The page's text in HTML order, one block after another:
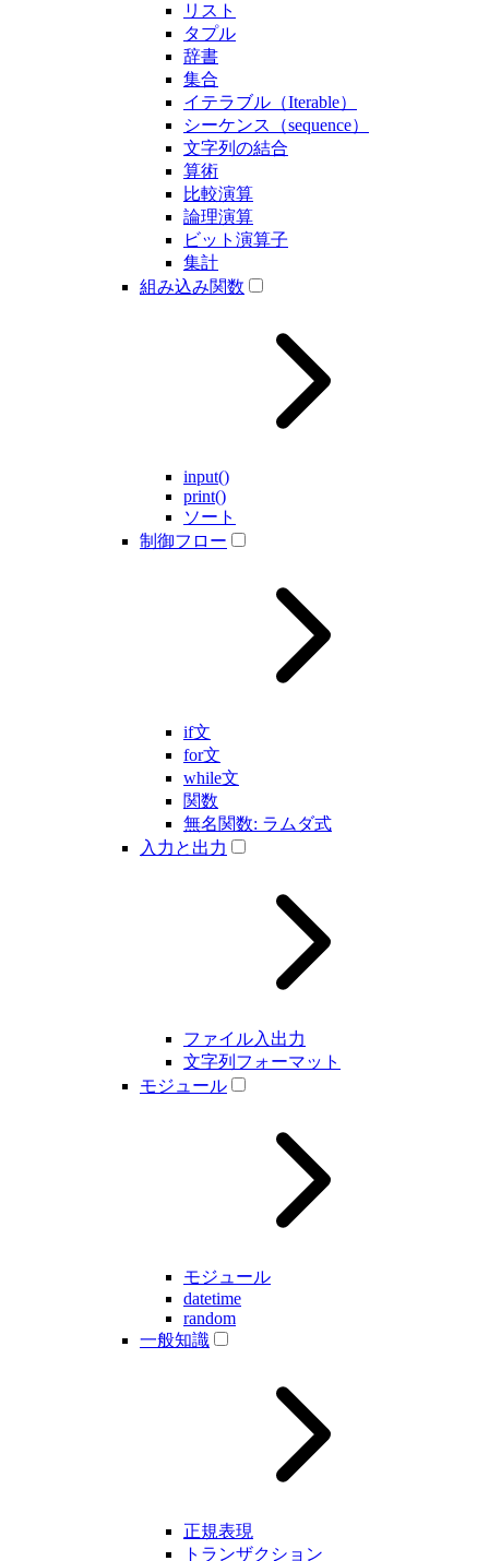
リスト
タプル
辞書
集合
イテラブル（Iterable）
シーケンス（sequence）
文字列の結合
算術
比較演算
論理演算
ビット演算子
集計
組み込み関数
input()
print()
ソート
制御フロー
if文
for文
while文
関数
無名関数: ラムダ式
入力と出力
ファイル入出力
文字列フォーマット
モジュール
モジュール
datetime
random
一般知識
正規表現
トランザクション